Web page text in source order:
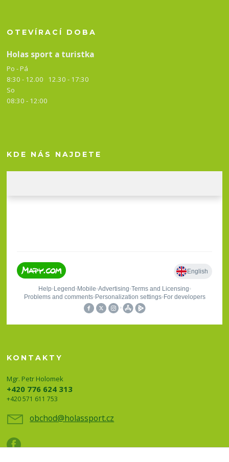
OTEVÍRACÍ DOBA
Holas sport a turistka
Po - Pá
8:30 - 12.00 12.30 - 17:30
So
08:30 - 12:00
KDE NÁS NAJDETE
KONTAKTY
Mgr. Petr Holomek
+420 776 624 313
+420 571 611 753
obchod@holassport.cz